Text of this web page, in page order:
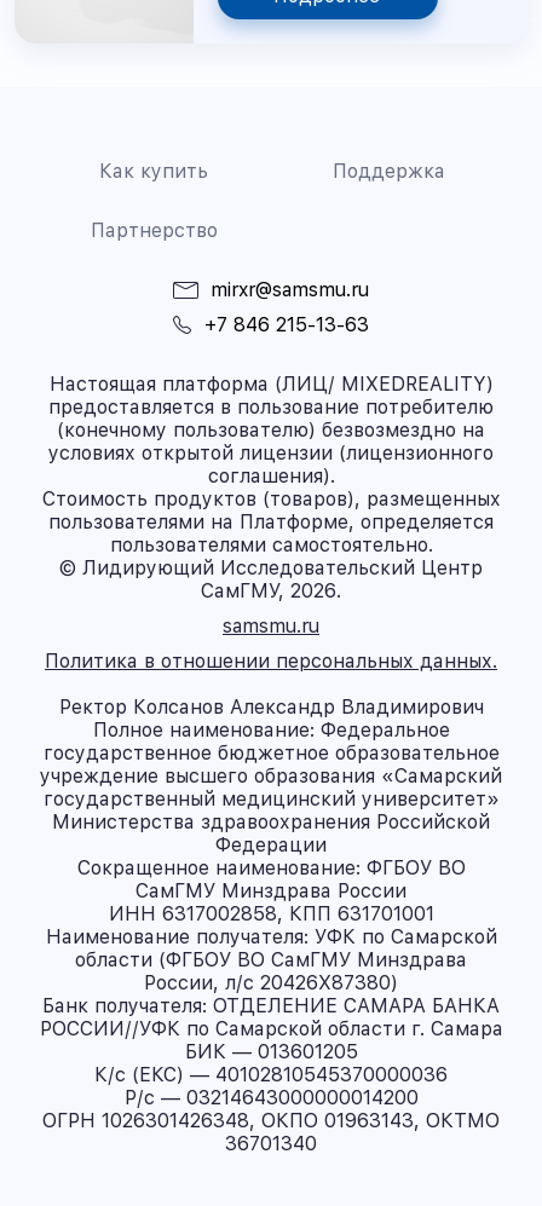
Как купить Поддержка
Партнерство
mirxr@samsmu.ru
+7 846 215-13-63
Настоящая платформа (ЛИЦ/ MIXEDREALITY)
предоставляется в пользование потребителю
(конечному пользователю) безвозмездно на
условиях открытой лицензии (лицензионного
соглашения).
Стоимость продуктов (товаров), размещенных
пользователями на Платформе, определяется
пользователями самостоятельно.
© Лидирующий Исследовательский Центр
СамГМУ, 2026.
samsmu.ru
Политика в отношении персональных данных.
Ректор Колсанов Александр Владимирович
Полное наименование: Федеральное
государственное бюджетное образовательное
учреждение высшего образования «Самарский
государственный медицинский университет»
Министерства здравоохранения Российской
Федерации
Сокращенное наименование: ФГБОУ ВО
СамГМУ Минздрава России
ИНН 6317002858, КПП 631701001
Наименование получателя: УФК по Самарской
области (ФГБОУ ВО СамГМУ Минздрава
России, л/с 20426X87380)
Банк получателя: ОТДЕЛЕНИЕ САМАРА БАНКА
РОССИИ//УФК по Самарской области г. Самара
БИК — 013601205
К/с (ЕКС) — 40102810545370000036
Р/с — 03214643000000014200
ОГРН 1026301426348, ОКПО 01963143, ОКТМО
36701340